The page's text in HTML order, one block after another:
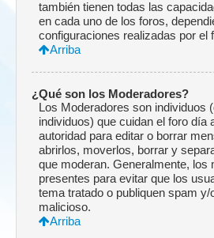
también tienen todas las
en cada uno de los foros,
configuraciones realizadas por el
Arriba
¿Qué son los Moderadores?
Los Moderadores son individuos
individuos) que cuidan el foro día
autoridad para editar o borrar
abrirlos, moverlos, borrar y
que moderan. Generalmente, los
presentes para evitar que los
tema tratado o publiquen spam y/
malicioso.
Arriba